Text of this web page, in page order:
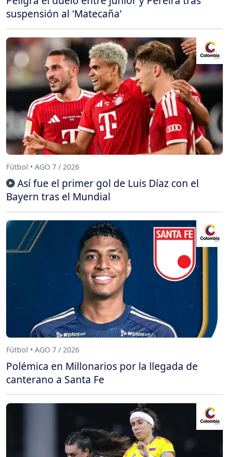
suspensión al 'Matecaña'
Fútbol • AGO 7 / 2026
Así fue el primer gol de Luis Díaz con el
Bayern tras el Mundial
Fútbol • AGO 7 / 2026
Polémica en Millonarios por la llegada de
canterano a Santa Fe